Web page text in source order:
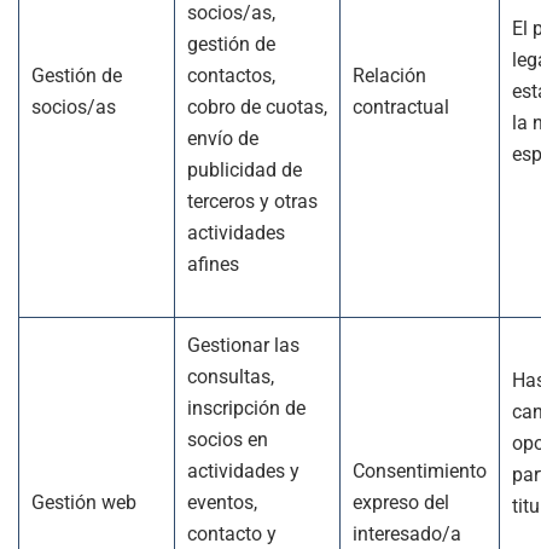
Gestión de
socios/as
socios/as,
gestión de
contactos,
cobro de cuotas,
envío de
publicidad de
terceros y otras
actividades
afines
Relación
contractual
El
la
Gestión web
Gestionar las
consultas,
inscripción de
socios en
actividades y
eventos,
contacto y
Consentimiento
expreso del
interesado/a